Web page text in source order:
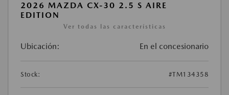
2026 MAZDA CX-30 2.5 S AIRE
EDITION
Ver todas las características
Ubicación: En el concesionario
Stock: #TM134358